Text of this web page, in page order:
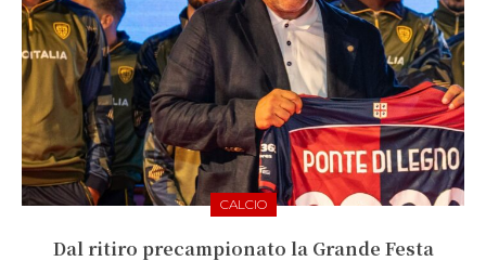
CALCIO
Dal ritiro precampionato la Grande Festa